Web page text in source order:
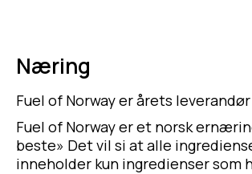
Næring
Fuel of Norway er årets
Fuel of Norway er et norsk
beste» Det vil si at alle
inneholder kun ingredienser som